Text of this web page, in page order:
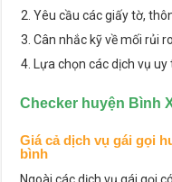
Yêu cầu các giấy tờ,
Cân nhắc kỹ về mối rủi
Lựa chọn các dịch vụ
Checker huyện Bình
Giá cả dịch vụ gái gọi
bình